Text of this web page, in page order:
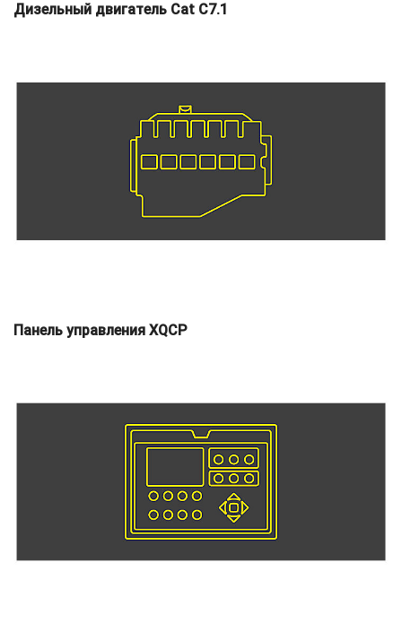
Дизельный двигатель Cat C7.1
Панель управления XQCP